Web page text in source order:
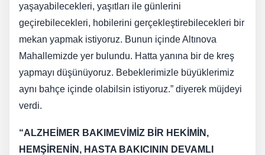
yaşayabilecekleri, yaşıtları ile günlerini
geçirebilecekleri, hobilerini gerçekleştirebilecekleri bir
mekan yapmak istiyoruz. Bunun içinde Altınova
Mahallemizde yer bulundu. Hatta yanına bir de kreş
yapmayı düşünüyoruz. Bebeklerimizle büyüklerimiz
aynı bahçe içinde olabilsin istiyoruz.” diyerek müjdeyi
verdi.
“ALZHEİMER BAKIMEVİMİZ BİR HEKİMİN,
HEMŞİRENİN, HASTA BAKICININ DEVAMLI